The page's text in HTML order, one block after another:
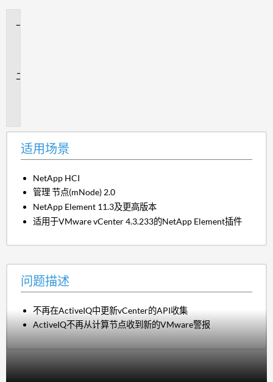
适用场景
NetApp HCI
管理 节点(mNode) 2.0
NetApp Element 11.3及更高版本
适用于VMware vCenter 4.3.233的NetApp Element插件
问题描述
不再在ActiveIQ中更新vCenter的API收集
ActiveIQ不再从计算节点收到新的VMware警报